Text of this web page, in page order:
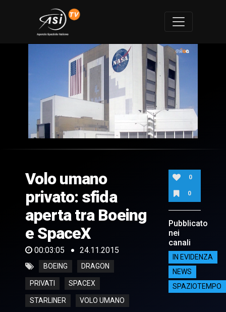
of
5
seconds
Volo umano
privato: sfida
aperta tra Boeing
e SpaceX
00:03:05 24.11.2015
BOEING DRAGON
PRIVATI SPACEX
STARLINER VOLO UMANO
0
0
Pubblicato
nei
canali
IN EVIDENZA
NEWS
SPAZIOTEMPO